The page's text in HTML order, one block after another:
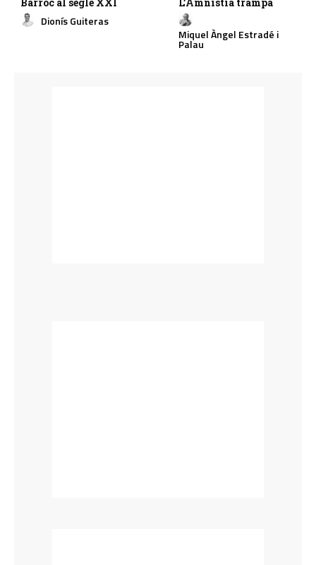
Barroc al segle XXI
Dionís Guiteras
L’Amnistia trampa
Miquel Àngel Estradé i
Palau